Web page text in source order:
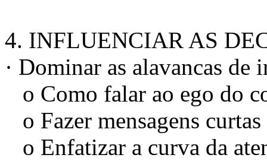
4. INFLUENCIAR AS
· Dominar as alavancas
o Como falar ao ego do
o Fazer mensagens
o Enfatizar a curva da